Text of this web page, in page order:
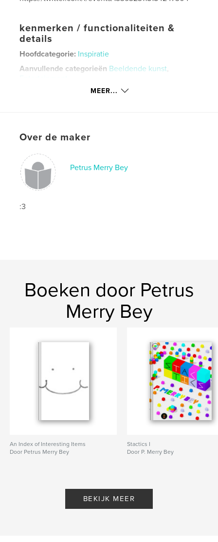
kenmerken / functionaliteiten &
details
Hoofdcategorie: Inspiratie
Aanvullende categorieën Beeldende kunst,
20×25 cm
Datum publiceren:jan 02, 2023
TaalEnglish
Trefwoorden
Pathesaurus
MEER...
Over de maker
Petrus Merry Bey
:3
Boeken door Petrus
Merry Bey
An Index of Interesting Items
Door Petrus Merry Bey
Stactics I
Door P. Merry Bey
BEKIJK MEER